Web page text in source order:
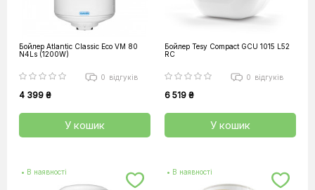
Бойлер Atlantic Classic Eco VM 80
N4Ls (1200W)
0 відгуків
4 399 ₴
У кошик
Бойлер Tesy Compact GCU 1015 L52
RC
0 відгуків
6 519 ₴
У кошик
• В наявності • В наявності